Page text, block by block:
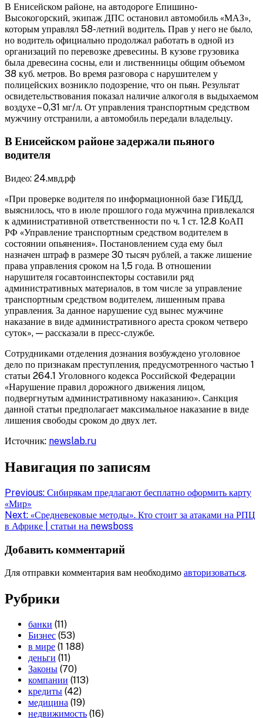
В Енисейском районе, на автодороге Епишино-
Высокогорский, экипаж ДПС остановил автомобиль «МАЗ»,
которым управлял 58-летний водитель. Прав у него не было,
но водитель официально продолжал работать в одной из
организаций по перевозке древесины. В кузове грузовика
была древесина сосны, ели и лиственницы общим объемом
38 куб. метров. Во время разговора с нарушителем у
полицейских возникло подозрение, что он пьян. Результат
освидетельствования показал наличие алкоголя в выдыхаемом
воздухе – 0,31 мг/л. От управления транспортным средством
мужчину отстранили, а автомобиль передали владельцу.
В Енисейском районе задержали пьяного
водителя
Видео: 24.мвд.рф
«При проверке водителя по информационной базе ГИБДД,
выяснилось, что в июле прошлого года мужчина привлекался
к административной ответственности по ч. 1 ст. 12.8 КоАП
РФ «Управление транспортным средством водителем в
состоянии опьянения». Постановлением суда ему был
назначен штраф в размере 30 тысяч рублей, а также лишение
права управления сроком на 1,5 года. В отношении
нарушителя госавтоинспекторы составили ряд
административных материалов, в том числе за управление
транспортным средством водителем, лишенным права
управления. За данное нарушение суд вынес мужчине
наказание в виде административного ареста сроком четверо
суток», — рассказали в пресс-службе.
Сотрудниками отделения дознания возбуждено уголовное
дело по признакам преступления, предусмотренного частью 1
статьи 264.1 Уголовного кодекса Российской Федерации
«Нарушение правил дорожного движения лицом,
подвергнутым административному наказанию». Санкция
данной статьи предполагает максимальное наказание в виде
лишения свободы сроком до двух лет.
Источник: newslab.ru
Навигация по записям
Previous: Сибирякам предлагают бесплатно оформить карту
«Мир»
Next: «Средневековые методы». Кто стоит за атаками на РПЦ
в Африке | статьи на newsboss
Добавить комментарий
Для отправки комментария вам необходимо авторизоваться.
Рубрики
банки (11)
Бизнес (53)
в мире (1 188)
деньги (11)
Законы (70)
компании (113)
кредиты (42)
медицина (19)
недвижимость (16)